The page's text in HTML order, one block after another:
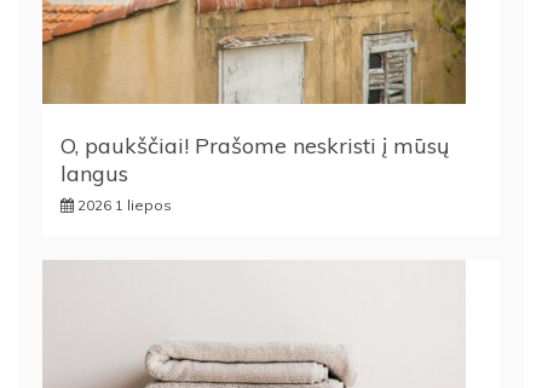
O, paukščiai! Prašome neskristi į mūsų
langus
2026 1 liepos